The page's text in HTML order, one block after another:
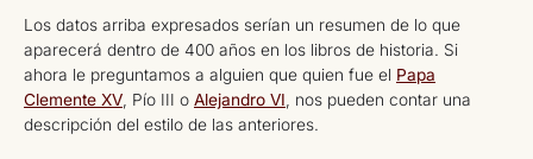
Los datos arriba expresados serían un resumen de lo que
aparecerá dentro de 400 años en los libros de historia. Si
ahora le preguntamos a alguien que quien fue el Papa
Clemente XV, Pío III o Alejandro VI, nos pueden contar una
descripción del estilo de las anteriores.